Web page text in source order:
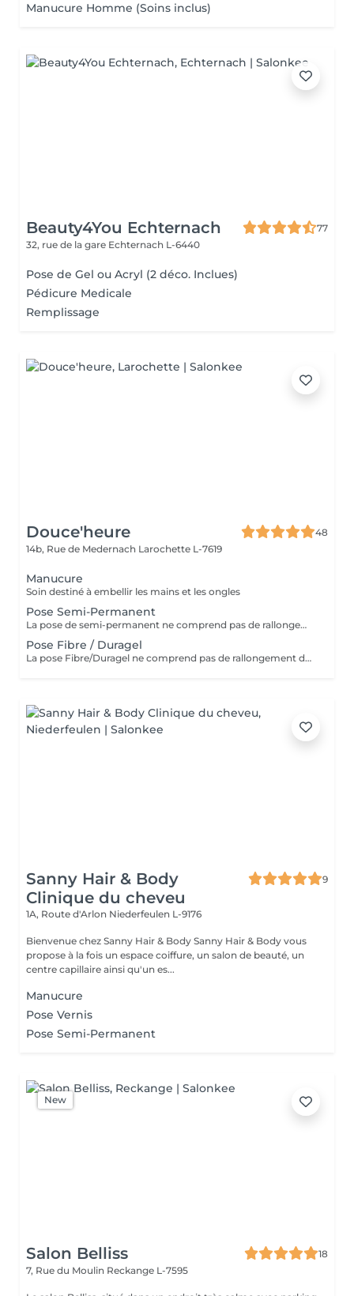
Manucure Homme (Soins inclus)
Beauty4You Echternach
77
32, rue de la gare Echternach L-6440
Pose de Gel ou Acryl (2 déco. Inclues)
Pédicure Medicale
Remplissage
Douce'heure
48
14b, Rue de Medernach Larochette L-7619
Manucure
Soin destiné à embellir les mains et les ongles
Pose Semi-Permanent
La pose de semi-permanent ne comprend pas de rallongement des ongles. Si vous souhaitez plus de longueur, merci de sélectionner l'option pose complète avec rallongement
Pose Fibre / Duragel
La pose Fibre/Duragel ne comprend pas de rallongement des ongles. Si vous souhaitez plus de longueur, merci de sélectionner l'option pose complète avec rallongement
Sanny Hair & Body
Clinique du cheveu
9
1A, Route d'Arlon Niederfeulen L-9176
Bienvenue chez Sanny Hair & Body Sanny Hair & Body vous
propose à la fois un espace coiffure, un salon de beauté, un
centre capillaire ainsi qu'un es...
Manucure
Pose Vernis
Pose Semi-Permanent
New
Salon Belliss
18
7, Rue du Moulin Reckange L-7595